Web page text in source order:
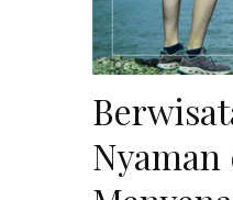
Nyaman